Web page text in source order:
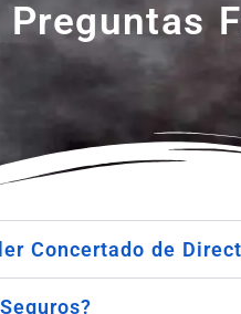
Preguntas
Concertado de